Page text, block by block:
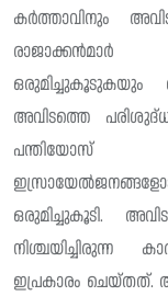
കർത്താവിനും
അവിടത്തെ
പന്തിയോസ്
ഒരുമിച്ചുകൂടി.
നിശ്ചയിച്ചിരുന്ന
ഇപ്രകാരം